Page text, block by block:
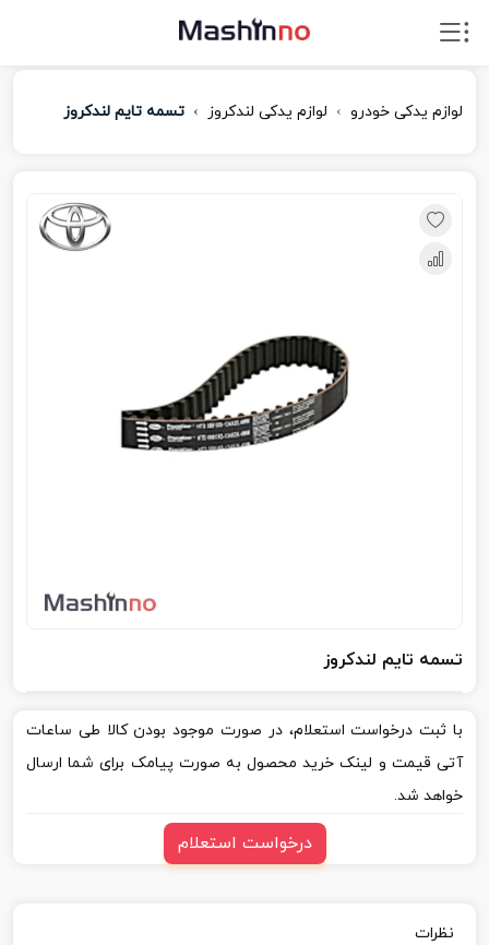
لوازم یدکی خودرو لوازم یدکی لندکروز تسمه تایم لندکروز
تسمه تایم لندکروز
با ثبت درخواست استعلام، در صورت موجود بودن کالا طی ساعات
آتی قیمت و لینک خرید محصول به صورت پیامک برای شما ارسال
خواهد شد.
درخواست استعلام
نظرات